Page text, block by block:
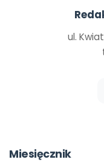
ul.
Miesięcznik